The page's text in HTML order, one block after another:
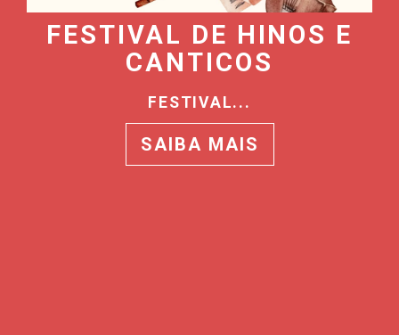
FESTIVAL DE HINOS E
CANTICOS
FESTIVAL...
SAIBA MAIS